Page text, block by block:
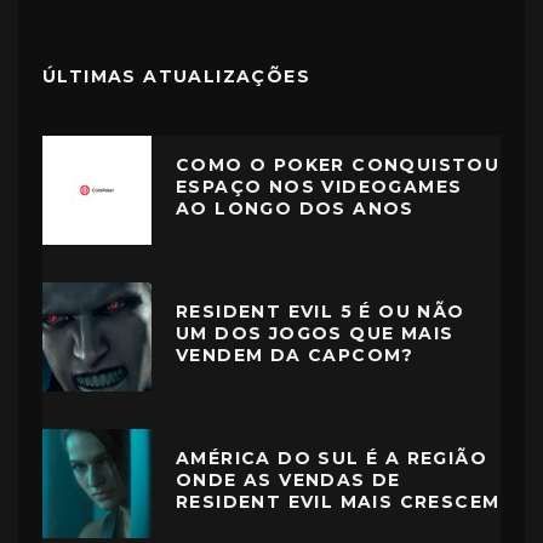
ÚLTIMAS ATUALIZAÇÕES
COMO O POKER CONQUISTOU
ESPAÇO NOS VIDEOGAMES
AO LONGO DOS ANOS
RESIDENT EVIL 5 É OU NÃO
UM DOS JOGOS QUE MAIS
VENDEM DA CAPCOM?
AMÉRICA DO SUL É A REGIÃO
ONDE AS VENDAS DE
RESIDENT EVIL MAIS CRESCEM